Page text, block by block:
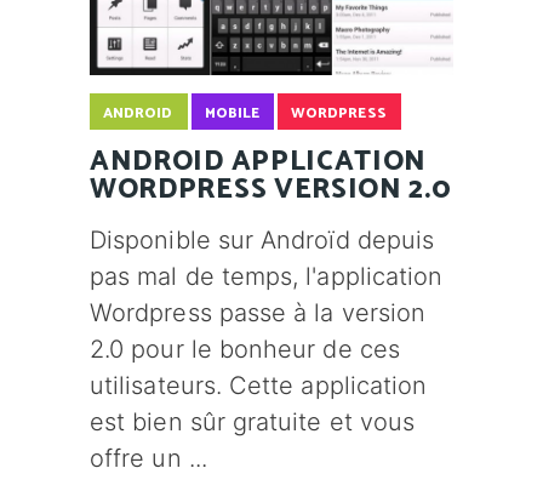
ANDROID MOBILE WORDPRESS
ANDROID APPLICATION
WORDPRESS VERSION 2.0
Disponible sur Androïd depuis
pas mal de temps, l'application
Wordpress passe à la version
2.0 pour le bonheur de ces
utilisateurs. Cette application
est bien sûr gratuite et vous
offre un